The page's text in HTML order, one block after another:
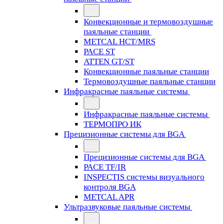
Конвекционные и термовоздушные
паяльные станции
METCAL HCT/MRS
PACE ST
ATTEN GT/ST
Конвекционные паяльные станции
Термовоздушные паяльные станции
Инфракрасные паяльные системы
Инфракрасные паяльные системы
ТЕРМОПРО ИК
Прецизионные системы для BGA
Прецизионные системы для BGA
PACE TF/IR
INSPECTIS системы визуального
контроля BGA
METCAL APR
Ультразвуковые паяльные системы